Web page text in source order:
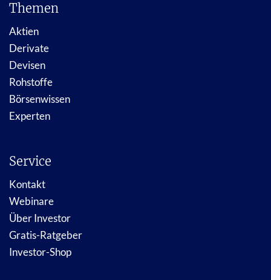
Themen
Aktien
Derivate
Devisen
Rohstoffe
Börsenwissen
Experten
Service
Kontakt
Webinare
Über Investor
Gratis-Ratgeber
Investor-Shop